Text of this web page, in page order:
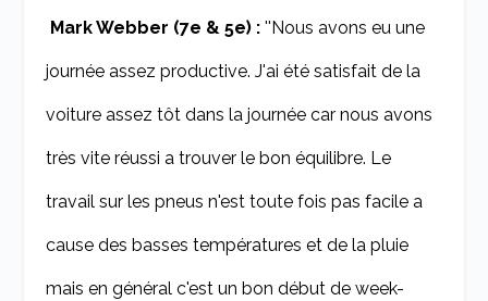
Mark Webber (7e & 5e) :''Nous avons eu une
journée assez productive. J'ai été satisfait de la
voiture assez tôt dans la journée car nous avons
très vite réussi a trouver le bon équilibre. Le
travail sur les pneus n'est toute fois pas facile a
cause des basses températures et de la pluie
mais en général c'est un bon début de week-